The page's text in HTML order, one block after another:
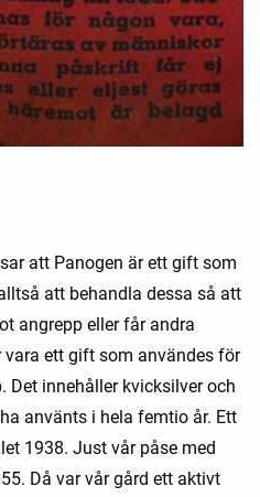
att Panogen är ett gift som
att behandla dessa så att
angrepp eller får andra
vara ett gift som användes för
Det innehåller kvicksilver och
använts i hela femtio år. Ett
1938. Just vår påse med
Då var vår gård ett aktivt